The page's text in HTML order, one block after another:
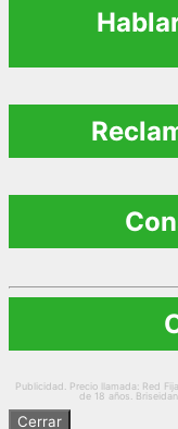
Publicidad. Precio llamada: Red
de 18 años.
Cerrar